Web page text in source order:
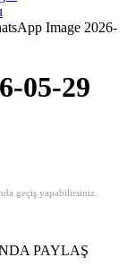
Image 2026-
05-29
geçiş yapabilirsiniz.
PAYLAŞ